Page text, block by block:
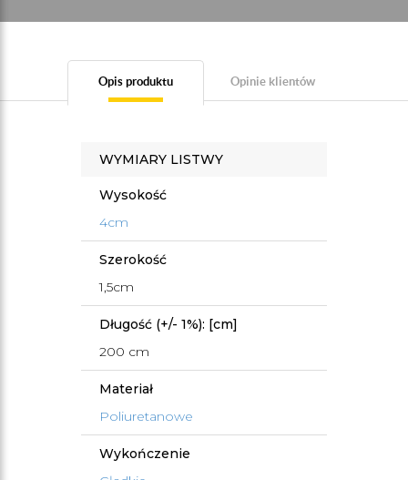
Opis produktu Opinie klientów
WYMIARY LISTWY
Wysokość
4cm
Szerokość
1,5cm
Długość (+/- 1%): [cm]
200 cm
Materiał
Poliuretanowe
Wykończenie